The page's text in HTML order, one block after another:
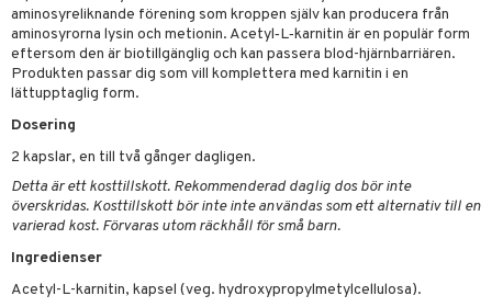
aminosyreliknande förening som kroppen själv kan producera från
aminosyrorna lysin och metionin. Acetyl‑L‑karnitin är en populär form
eftersom den är biotillgänglig och kan passera blod-hjärnbarriären.
Produkten passar dig som vill komplettera med karnitin i en
lättupptaglig form.
Dosering
2 kapslar, en till två gånger dagligen.
Detta är ett kosttillskott. Rekommenderad daglig dos bör inte
överskridas. Kosttillskott bör inte inte användas som ett alternativ till en
varierad kost. Förvaras utom räckhåll för små barn.
Ingredienser
Acetyl-L-karnitin, kapsel (veg. hydroxypropylmetylcellulosa).
& buljong
fot
K
svar